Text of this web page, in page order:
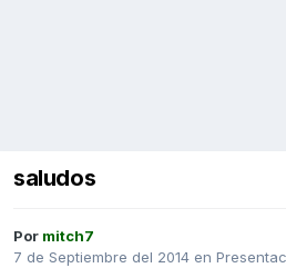
saludos
Por mitch7
7 de Septiembre del 2014 en